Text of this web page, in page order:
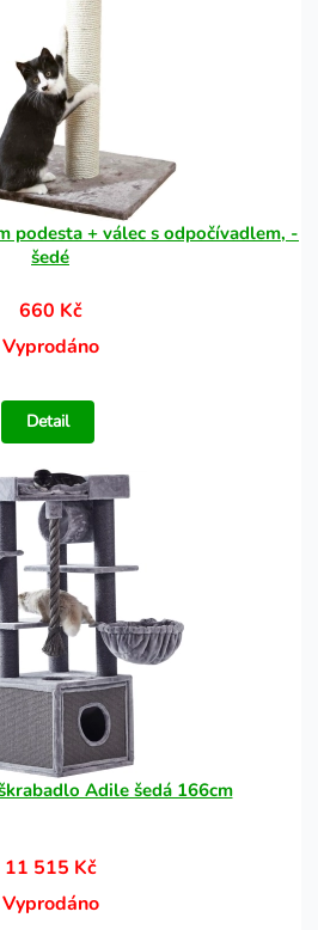
podesta + válec s odpočívadlem, -
šedé
660 Kč
Vyprodáno
Detail
Adile šedá 166cm
11 515 Kč
Vyprodáno